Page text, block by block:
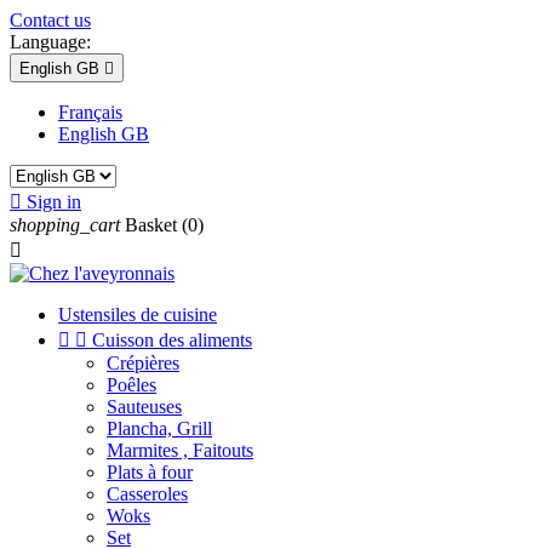
Contact us
Language:
English GB 
Français
English GB
 Sign in
shopping_cart Basket (0)

Ustensiles de cuisine
  Cuisson des aliments
Crépières
Poêles
Sauteuses
Plancha, Grill
Marmites , Faitouts
Plats à four
Casseroles
Woks
Set